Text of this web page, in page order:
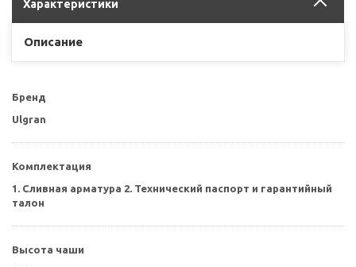
Характеристики
Описание
Бренд
Ulgran
Комплектация
1. Сливная арматура 2. Технический паспорт и гарантийный
талон
Высота чаши